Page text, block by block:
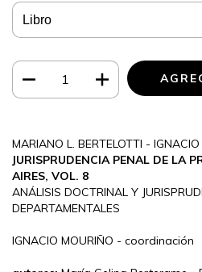
MARIANO L. BERTELOTTI -
JURISPRUDENCIA PENAL DE LA
AIRES, VOL. 8
ANÁLISIS DOCTRINAL Y
DEPARTAMENTALES
IGNACIO MOURIÑO - coordinación